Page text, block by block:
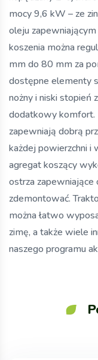
mocy 9,6 kW – ze
oleju
koszenia można
mm do 80 mm za
dostępne elementy
nożny i niski stopień
dodatkowy komfort.
zapewniają dobrą
każdej powierzchni i
agregat koszący
ostrza zapewniające
zdemontować.
można łatwo
zimę, a także wiele
naszego programu